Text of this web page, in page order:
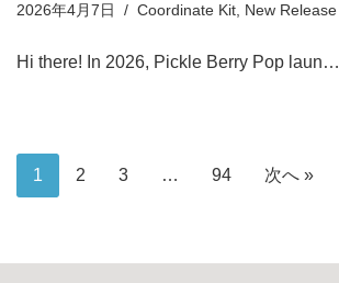
2026年4月7日 Coordinate Kit New Release
Hi there! In 2026, Pickle Berry Pop laun…
1 2 3 … 94 次へ »